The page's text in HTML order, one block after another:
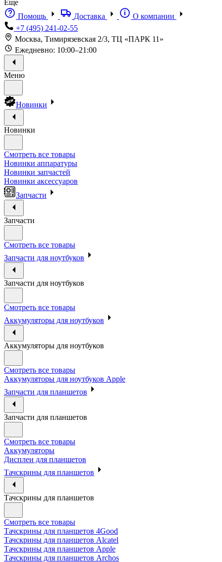
Еще
Помощь
Доставка
О компании
+7 (495) 241-02-55
Москва, Тимирязевская 2/3, ТЦ «ПАРК 11»
Ежедневно: 10:00–21:00
Меню
Новинки
Новинки
Смотреть все товары
Новинки аппаратуры
Новинки запчастей
Новинки аксессуаров
Запчасти
Запчасти
Смотреть все товары
Запчасти для ноутбуков
Запчасти для ноутбуков
Смотреть все товары
Аккумуляторы для ноутбуков
Аккумуляторы для ноутбуков
Смотреть все товары
Аккумуляторы для ноутбуков Apple
Запчасти для планшетов
Запчасти для планшетов
Смотреть все товары
Аккумуляторы
Дисплеи для планшетов
Тачскрины для планшетов
Тачскрины для планшетов
Смотреть все товары
Тачскрины для планшетов 4Good
Тачскрины для планшетов Alcatel
Тачскрины для планшетов Apple
Тачскрины для планшетов Archos